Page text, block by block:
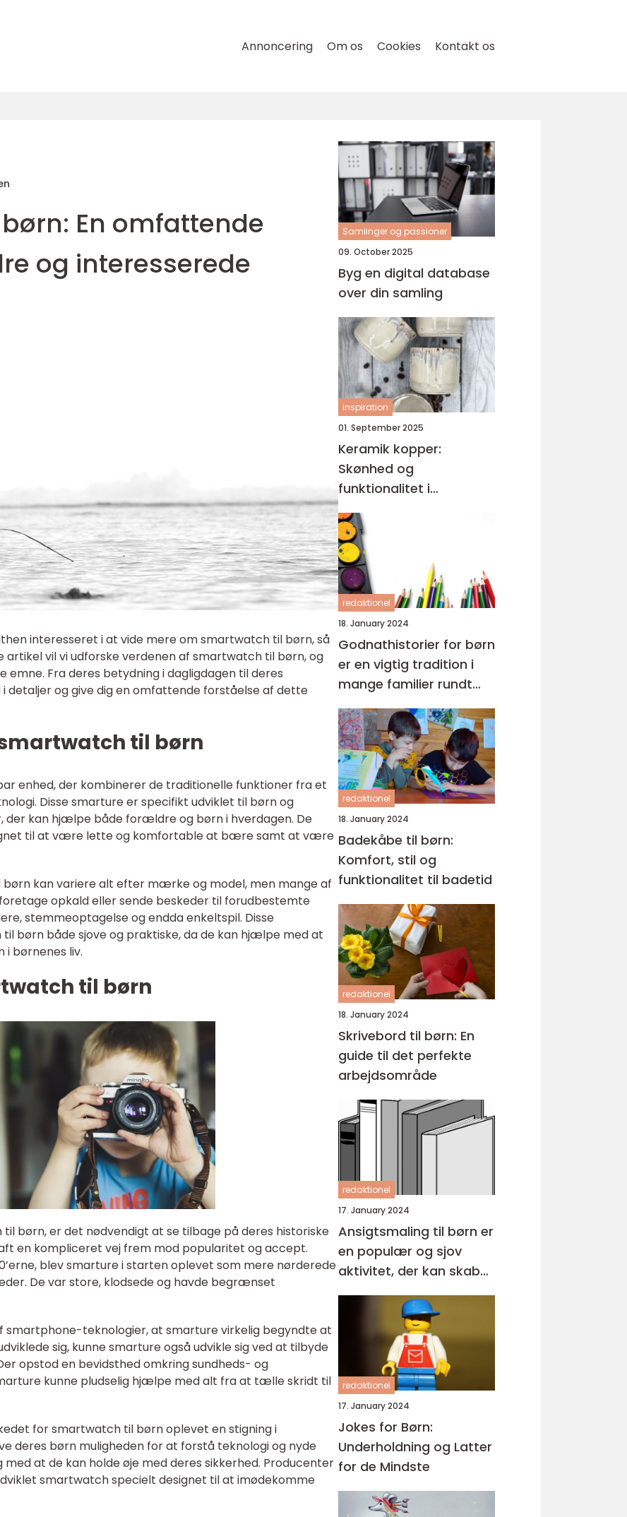
Annoncering Om os Cookies Kontakt os
En omfattende
og interesserede
interesseret i at vide mere om smartwatch til børn, så
artikel vil vi udforske verdenen af smartwatch til børn, og
Fra deres betydning i dagligdagen til deres
i detaljer og give dig en omfattende forståelse af dette
til børn
enhed, der kombinerer de traditionelle funktioner fra et
Disse smarture er specifikt udviklet til børn og
der kan hjælpe både forældre og børn i hverdagen. De
til at være lette og komfortable at bære samt at være
kan variere alt efter mærke og model, men mange af
opkald eller sende beskeder til forudbestemte
stemmeoptagelse og endda enkeltspil. Disse
børn både sjove og praktiske, da de kan hjælpe med at
i børnenes liv.
til børn
børn, er det nødvendigt at se tilbage på deres historiske
en kompliceret vej frem mod popularitet og accept.
blev smarture i starten oplevet som mere nørderede
De var store, klodsede og havde begrænset
teknologier, at smarture virkelig begyndte at
sig, kunne smarture også udvikle sig ved at tilbyde
opstod en bevidsthed omkring sundheds- og
kunne pludselig hjælpe med alt fra at tælle skridt til
for smartwatch til børn oplevet en stigning i
deres børn muligheden for at forstå teknologi og nyde
at de kan holde øje med deres sikkerhed. Producenter
smartwatch specielt designet til at imødekomme
Samlinger og passioner
09. October 2025
Byg en digital database
over din samling
inspiration
01. September 2025
Keramik kopper:
Skønhed og
funktionalitet i
håndlavet design
redaktionel
18. January 2024
Godnathistorier for børn
er en vigtig tradition i
mange familier rundt
om i verden
redaktionel
18. January 2024
Badekåbe til børn:
Komfort, stil og
funktionalitet til badetid
redaktionel
18. January 2024
Skrivebord til børn: En
guide til det perfekte
arbejdsområde
redaktionel
17. January 2024
Ansigtsmaling til børn er
en populær og sjov
aktivitet, der kan skabe
glæde og kreativitet i
enhver lejlighed
redaktionel
17. January 2024
Jokes for Børn:
Underholdning og Latter
for de Mindste